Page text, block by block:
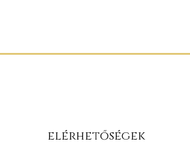
elérhetőségek